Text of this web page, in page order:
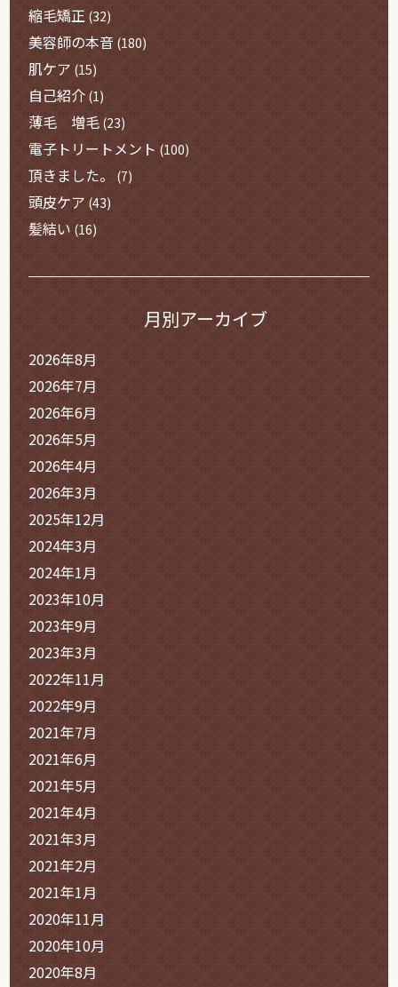
縮毛矯正 (32)
美容師の本音 (180)
肌ケア (15)
自己紹介 (1)
薄毛 増毛 (23)
電子トリートメント (100)
頂きました。 (7)
頭皮ケア (43)
髪結い (16)
月別アーカイブ
2026年8月
2026年7月
2026年6月
2026年5月
2026年4月
2026年3月
2025年12月
2024年3月
2024年1月
2023年10月
2023年9月
2023年3月
2022年11月
2022年9月
2021年7月
2021年6月
2021年5月
2021年4月
2021年3月
2021年2月
2021年1月
2020年11月
2020年10月
2020年8月